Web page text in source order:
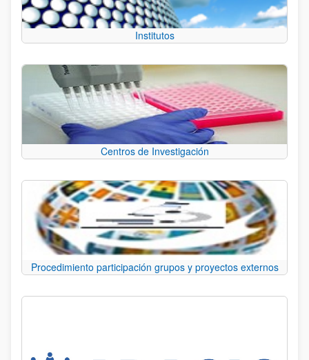
Institutos
Centros de Investigación
Procedimiento participación grupos y proyectos externos